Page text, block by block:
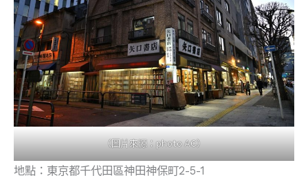
（圖片來源：photo AC）
地點：東京都千代田區神田神保町2-5-1